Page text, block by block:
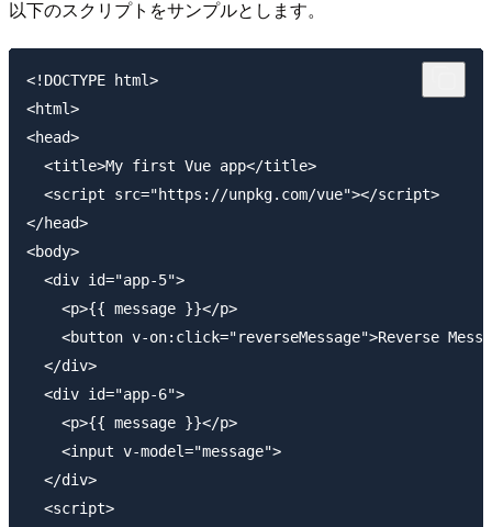
以下のスクリプトをサンプルとします。
<!DOCTYPE html>
<html>
<head>
  <title>My first Vue app</title>
  <script src="https://unpkg.com/vue"></script>
</head>
<body>
  <div id="app-5">
    <p>{{ message }}</p>
<button v-on:click="reverseMessage">Reverse
  </div>
  <div id="app-6">
    <p>{{ message }}</p>
    <input v-model="message">
  </div>
  <script>